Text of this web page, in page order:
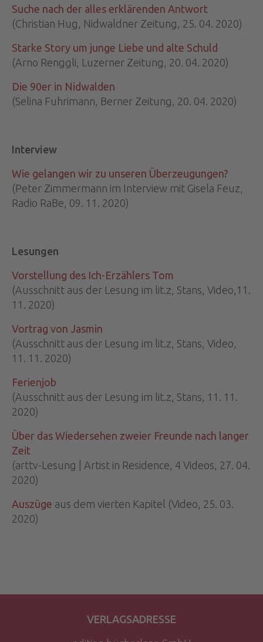
Suche nach der alles erklärenden Antwort
(Christian Hug, Nidwaldner Zeitung, 25. 04. 2020)
Starke Story um junge Liebe und alte Schuld
(Arno Renggli, Luzerner Zeitung, 20. 04. 2020)
Die 90er in Nidwalden
(Selina Fuhrimann, Berner Zeitung, 20. 04. 2020)
Interview
Wie gelangen wir zu unseren Überzeugungen?
(Peter Zimmermann im Interview mit Gisela Feuz,
Radio RaBe, 09. 11. 2020)
Lesungen
Vorstellung des Ich-Erzählers Tom
(Ausschnitt aus der Lesung im lit.z, Stans, Video,11.
11. 2020)
Vortrag von Jasmin
(Ausschnitt aus der Lesung im lit.z, Stans, Video,
11. 11. 2020)
Ferienjob
(Ausschnitt aus der Lesung im lit.z, Stans, 11. 11.
2020)
Über das Wiedersehen zweier Freunde nach langer
Zeit
(arttv-Lesung | Artist in Residence, 4 Videos, 27. 04.
2020)
Auszüge aus dem vierten Kapitel (Video, 25. 03.
2020)
VERLAGSADRESSE